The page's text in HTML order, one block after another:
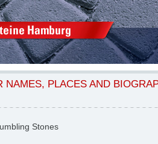
NAMES, PLACES AND
Stones